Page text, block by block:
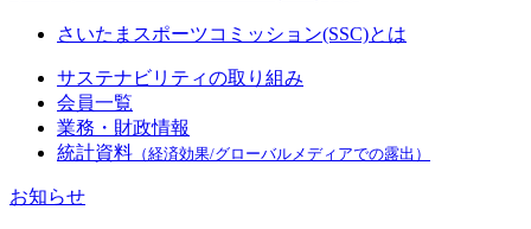
さいたまスポーツコミッション(SSC)とは
サステナビリティの取り組み
会員一覧
業務・財政情報
統計資料 （経済効果/グローバルメディアでの露出）
お知らせ